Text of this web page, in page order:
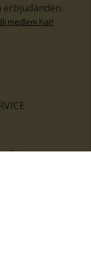
erbjudanden
medlem här!